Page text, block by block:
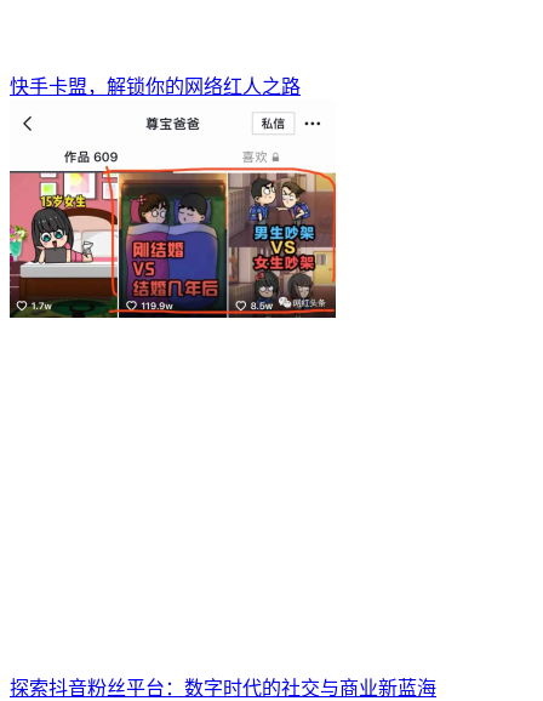
快手卡盟，解锁你的网络红人之路
探索抖音粉丝平台：数字时代的社交与商业新蓝海